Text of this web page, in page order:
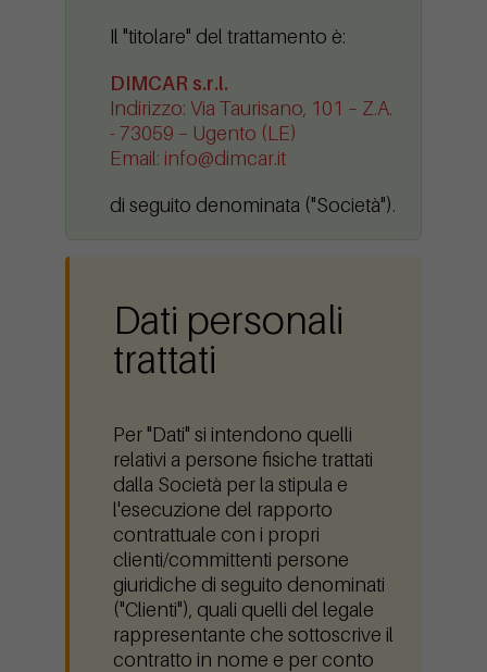
Il "titolare" del trattamento è:
DIMCAR s.r.l.
Indirizzo: Via Taurisano, 101 – Z.A.
- 73059 – Ugento (LE)
Email: info@dimcar.it
di seguito denominata ("Società").
Dati personali
trattati
Per "Dati" si intendono quelli
relativi a persone fisiche trattati
dalla Società per la stipula e
l'esecuzione del rapporto
contrattuale con i propri
clienti/committenti persone
giuridiche di seguito denominati
("Clienti"), quali quelli del legale
rappresentante che sottoscrive il
contratto in nome e per conto